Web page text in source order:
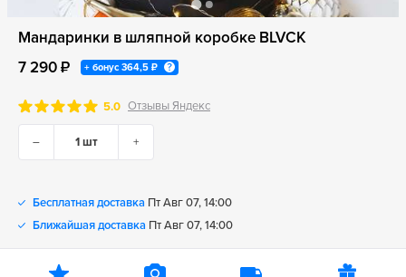
Мандаринки в шляпной коробке BLVCK
7 290 ₽
+ бонус 364,5 ₽
5.0 Отзывы Яндекс
– +
Бесплатная доставка Пт Авг 07, 14:00
Ближайшая доставка Пт Авг 07, 14:00